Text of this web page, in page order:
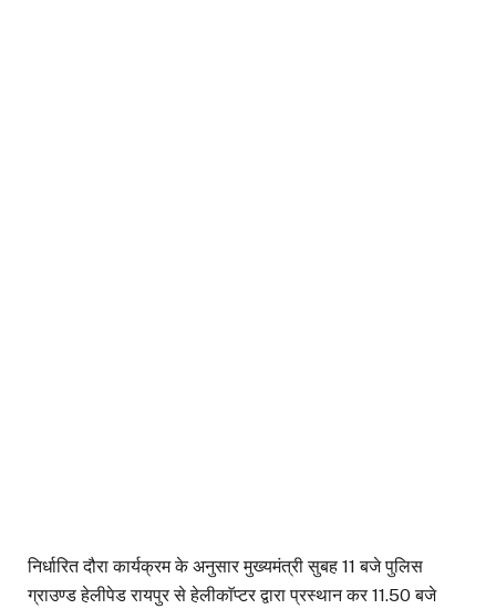
निर्धारित दौरा कार्यक्रम के अनुसार मुख्यमंत्री सुबह 11 बजे पुलिस
ग्राउण्ड हेलीपेड रायपुर से हेलीकाॅप्टर द्वारा प्रस्थान कर 11.50 बजे